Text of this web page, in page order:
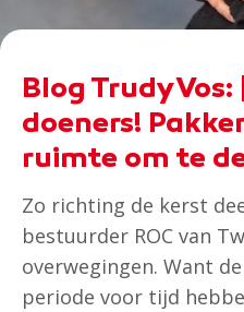
Blog Trudy
doeners!
ruimte om te
Zo richting de kerst
bestuurder ROC van
overwegingen. Want
periode voor tijd